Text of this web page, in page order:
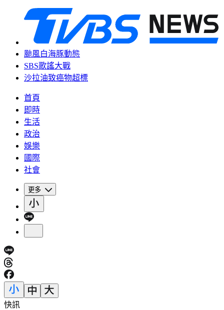
颱風白海豚動態
SBS歌謠大戰
沙拉油致癌物超標
首頁
即時
生活
政治
娛樂
國際
社會
更多
快訊